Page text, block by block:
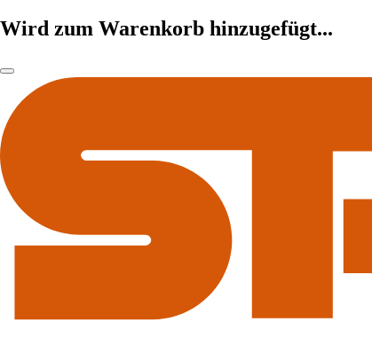
Wird zum Warenkorb hinzugefügt...